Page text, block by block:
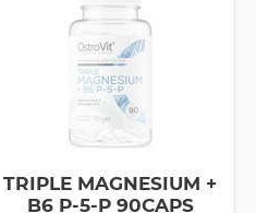
TRIPLE MAGNESIUM +
B6 P-5-P 90CAPS